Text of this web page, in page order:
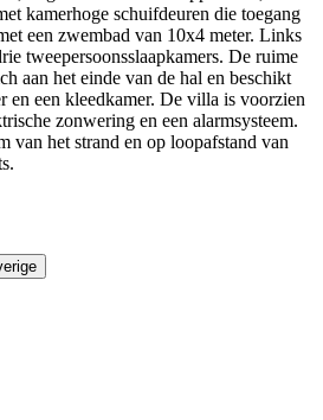
kamerhoge schuifdeuren die toegang
een zwembad van 10x4 meter. Links
tweepersoonsslaapkamers. De ruime
aan het einde van de hal en beschikt
en een kleedkamer. De villa is voorzien
zonwering en een alarmsysteem.
van het strand en op loopafstand van